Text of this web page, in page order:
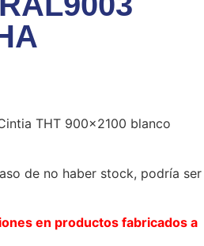
THT 900×2100 blanco
de no haber stock, podría ser
en productos fabricados a